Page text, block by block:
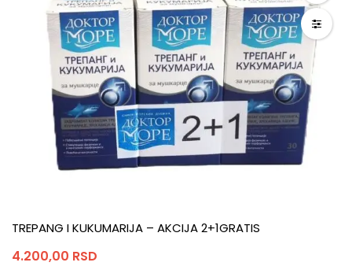
TREPANG I KUKUMARIJA – AKCIJA 2+1GRATIS
4.200,00 RSD